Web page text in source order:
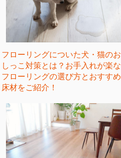
フローリングについた犬・猫のお
しっこ対策とは？お手入れが楽な
フローリングの選び方とおすすめ
床材をご紹介！